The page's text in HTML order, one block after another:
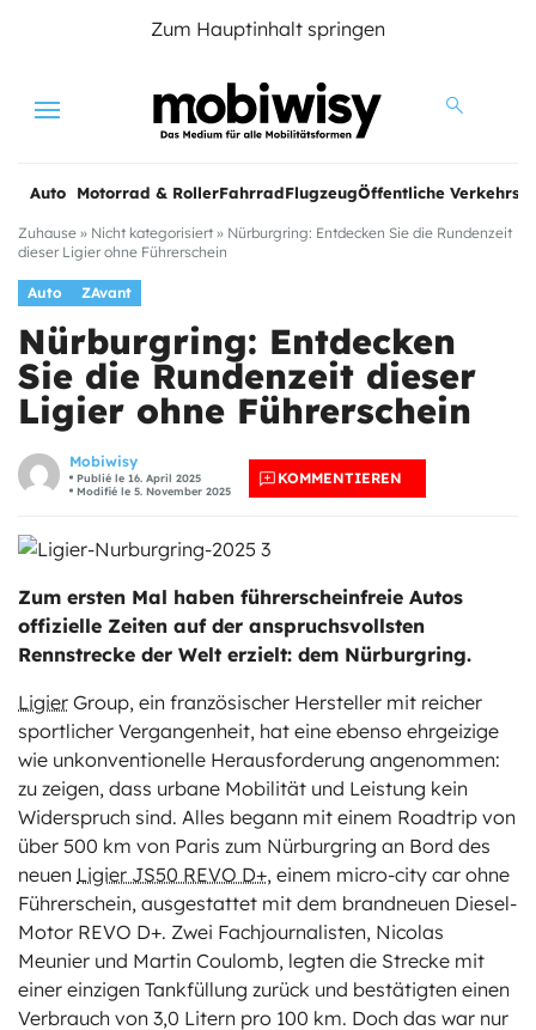
Zum Hauptinhalt springen
Menu
Auto Motorrad & RollerFahrradFlugzeugÖffentliche
Zuhause » Nicht kategorisiert » Nürburgring: Entdecken Sie die Rundenzeit
dieser Ligier ohne Führerschein
Auto ZAvant
Nürburgring: Entdecken
Sie die Rundenzeit dieser
Ligier ohne Führerschein
Mobiwisy
Publié le 16. April 2025
Modifié le 5. November 2025
KOMMENTIEREN
Zum ersten Mal haben führerscheinfreie Autos
offizielle Zeiten auf der anspruchsvollsten
Rennstrecke der Welt erzielt: dem Nürburgring.
Ligier Group, ein französischer Hersteller mit reicher
sportlicher Vergangenheit, hat eine ebenso ehrgeizige
wie unkonventionelle Herausforderung angenommen:
zu zeigen, dass urbane Mobilität und Leistung kein
Widerspruch sind. Alles begann mit einem Roadtrip von
über 500 km von Paris zum Nürburgring an Bord des
neuen Ligier JS50 REVO D+, einem micro-city car ohne
Führerschein, ausgestattet mit dem brandneuen Diesel-
Motor REVO D+. Zwei Fachjournalisten, Nicolas
Meunier und Martin Coulomb, legten die Strecke mit
einer einzigen Tankfüllung zurück und bestätigten einen
Verbrauch von 3,0 Litern pro 100 km. Doch das war nur